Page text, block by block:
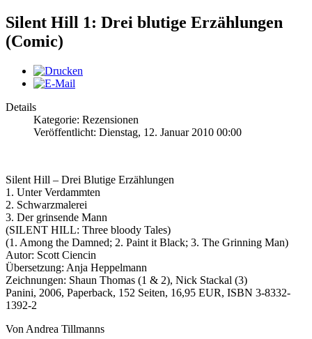
Silent Hill 1: Drei blutige Erzählungen
(Comic)
Details
Kategorie: Rezensionen
Veröffentlicht: Dienstag, 12. Januar 2010 00:00
Silent Hill – Drei Blutige Erzählungen
1. Unter Verdammten
2. Schwarzmalerei
3. Der grinsende Mann
(SILENT HILL: Three bloody Tales)
(1. Among the Damned; 2. Paint it Black; 3. The Grinning Man)
Autor: Scott Ciencin
Übersetzung: Anja Heppelmann
Zeichnungen: Shaun Thomas (1 & 2), Nick Stackal (3)
Panini, 2006, Paperback, 152 Seiten, 16,95 EUR, ISBN 3-8332-
1392-2
Von Andrea Tillmanns